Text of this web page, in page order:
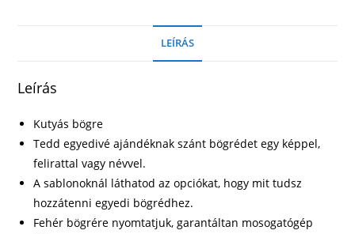
LEÍRÁS
Leírás
Kutyás bögre
Tedd egyedivé ajándéknak szánt bögrédet egy képpel,
felirattal vagy névvel.
A sablonoknál láthatod az opciókat, hogy mit tudsz
hozzátenni egyedi bögrédhez.
Fehér bögrére nyomtatjuk, garantáltan mosogatógép